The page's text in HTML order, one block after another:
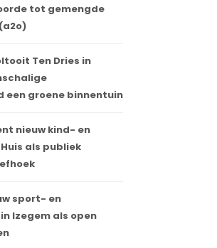
tot gemengde
Ten Dries in
een groene binnentuin
nieuw kind- en
als publiek
sport- en
Izegem als open